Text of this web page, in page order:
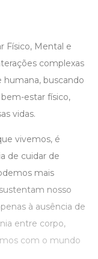
Físico, Mental e
complexas
humana, buscando
estar físico,
vidas.
vivemos, é
de cuidar de
mais
nosso
à ausência de
entre corpo,
com o mundo